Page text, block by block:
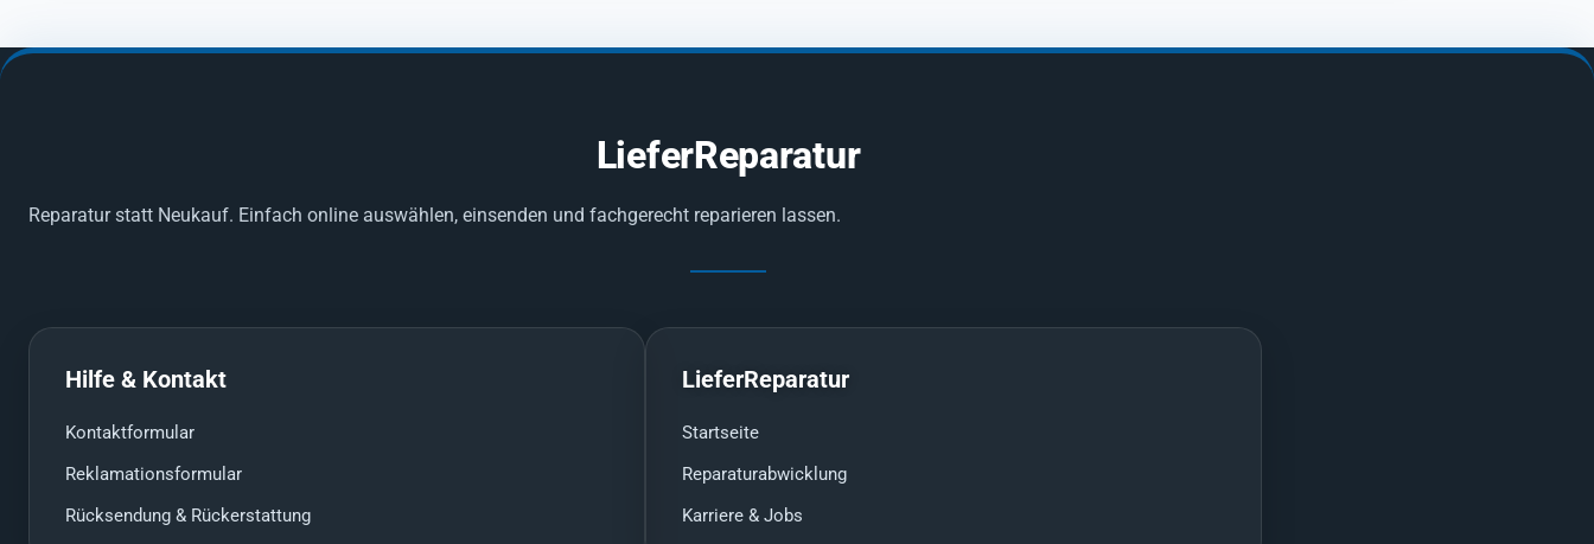
LieferReparatur
Reparatur statt Neukauf. Einfach online auswählen, einsenden und fachgerecht reparieren lassen.
Hilfe & Kontakt
Kontaktformular
Reklamationsformular
Rücksendung & Rückerstattung
LieferReparatur
Startseite
Reparaturabwicklung
Karriere & Jobs